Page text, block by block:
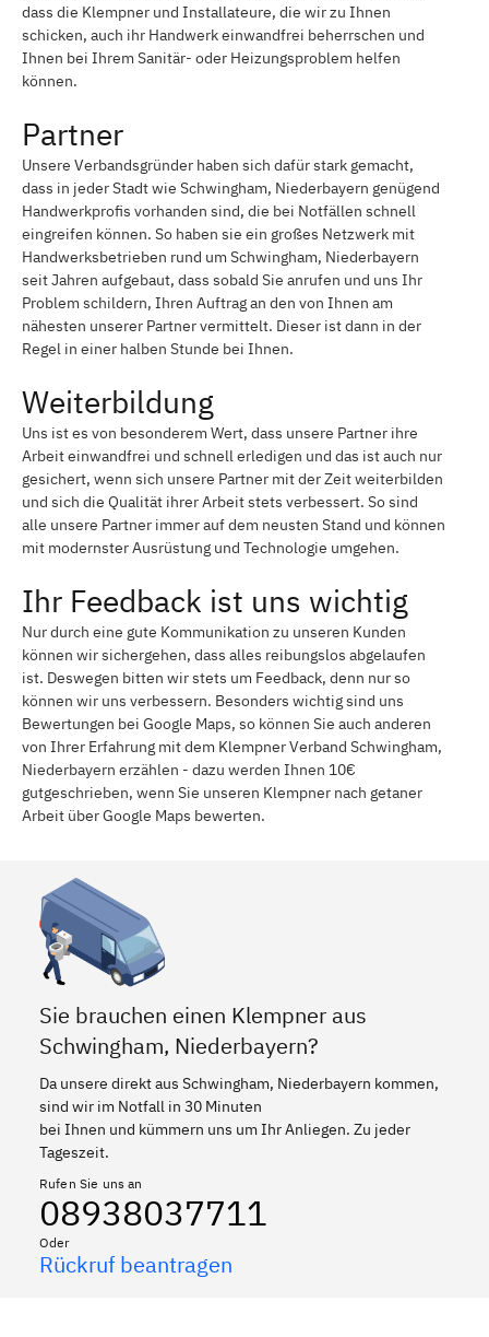
dass die Klempner und Installateure, die wir zu Ihnen
schicken, auch ihr Handwerk einwandfrei beherrschen und
Ihnen bei Ihrem Sanitär- oder Heizungsproblem helfen
können.
Partner
Unsere Verbandsgründer haben sich dafür stark gemacht,
dass in jeder Stadt wie Schwingham, Niederbayern genügend
Handwerkprofis vorhanden sind, die bei Notfällen schnell
eingreifen können. So haben sie ein großes Netzwerk mit
Handwerksbetrieben rund um Schwingham, Niederbayern
seit Jahren aufgebaut, dass sobald Sie anrufen und uns Ihr
Problem schildern, Ihren Auftrag an den von Ihnen am
nähesten unserer Partner vermittelt. Dieser ist dann in der
Regel in einer halben Stunde bei Ihnen.
Weiterbildung
Uns ist es von besonderem Wert, dass unsere Partner ihre
Arbeit einwandfrei und schnell erledigen und das ist auch nur
gesichert, wenn sich unsere Partner mit der Zeit weiterbilden
und sich die Qualität ihrer Arbeit stets verbessert. So sind
alle unsere Partner immer auf dem neusten Stand und können
mit modernster Ausrüstung und Technologie umgehen.
Ihr Feedback ist uns wichtig
Nur durch eine gute Kommunikation zu unseren Kunden
können wir sichergehen, dass alles reibungslos abgelaufen
ist. Deswegen bitten wir stets um Feedback, denn nur so
können wir uns verbessern. Besonders wichtig sind uns
Bewertungen bei Google Maps, so können Sie auch anderen
von Ihrer Erfahrung mit dem Klempner Verband Schwingham,
Niederbayern erzählen - dazu werden Ihnen 10€
gutgeschrieben, wenn Sie unseren Klempner nach getaner
Arbeit über Google Maps bewerten.
Sie brauchen einen Klempner aus
Schwingham, Niederbayern?
Da unsere direkt aus Schwingham, Niederbayern kommen,
sind wir im Notfall in 30 Minuten
bei Ihnen und kümmern uns um Ihr Anliegen. Zu jeder
Tageszeit.
Rufen Sie uns an
08938037711
Oder
Rückruf beantragen